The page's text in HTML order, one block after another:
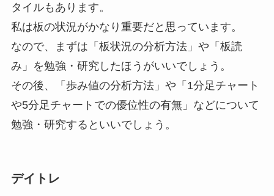
タイルもあります。
私は板の状況がかなり重要だと思っています。
なので、まずは「板状況の分析方法」や「板読
み」を勉強・研究したほうがいいでしょう。
その後、「歩み値の分析方法」や「1分足チャート
や5分足チャートでの優位性の有無」などについて
勉強・研究するといいでしょう。
デイトレ